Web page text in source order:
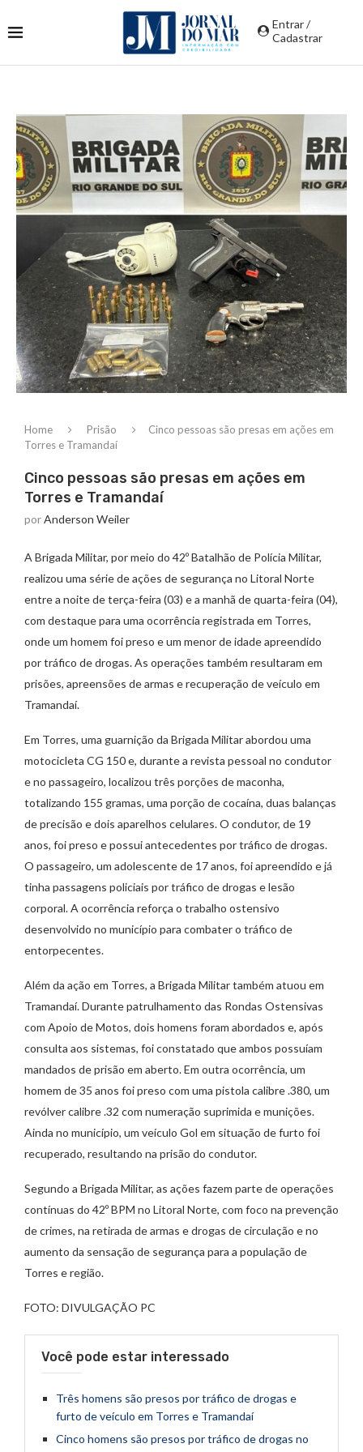
Entrar /
Cadastrar
Home Prisão
Cinco pessoas são presas em ações em
Torres e Tramandaí
Cinco pessoas são presas em ações em
Torres e Tramandaí
porAnderson Weiler
A Brigada Militar, por meio do 42º Batalhão de Polícia Militar,
realizou uma série de ações de segurança no Litoral Norte
entre a noite de terça-feira (03) e a manhã de quarta-feira (04),
com destaque para uma ocorrência registrada em Torres,
onde um homem foi preso e um menor de idade apreendido
por tráfico de drogas. As operações também resultaram em
prisões, apreensões de armas e recuperação de veículo em
Tramandaí.
Em Torres, uma guarnição da Brigada Militar abordou uma
motocicleta CG 150 e, durante a revista pessoal no condutor
e no passageiro, localizou três porções de maconha,
totalizando 155 gramas, uma porção de cocaína, duas balanças
de precisão e dois aparelhos celulares. O condutor, de 19
anos, foi preso e possui antecedentes por tráfico de drogas.
O passageiro, um adolescente de 17 anos, foi apreendido e já
tinha passagens policiais por tráfico de drogas e lesão
corporal. A ocorrência reforça o trabalho ostensivo
desenvolvido no município para combater o tráfico de
entorpecentes.
Além da ação em Torres, a Brigada Militar também atuou em
Tramandaí. Durante patrulhamento das Rondas Ostensivas
com Apoio de Motos, dois homens foram abordados e, após
consulta aos sistemas, foi constatado que ambos possuíam
mandados de prisão em aberto. Em outra ocorrência, um
homem de 35 anos foi preso com uma pistola calibre .380, um
revólver calibre .32 com numeração suprimida e munições.
Ainda no município, um veículo Gol em situação de furto foi
recuperado, resultando na prisão do condutor.
Segundo a Brigada Militar, as ações fazem parte de operações
contínuas do 42º BPM no Litoral Norte, com foco na prevenção
de crimes, na retirada de armas e drogas de circulação e no
aumento da sensação de segurança para a população de
Torres e região.
FOTO: DIVULGAÇÃO PC
Você pode estar interessado
Três homens são presos por tráfico de drogas e
furto de veículo em Torres e Tramandaí
Cinco homens são presos por tráfico de drogas no